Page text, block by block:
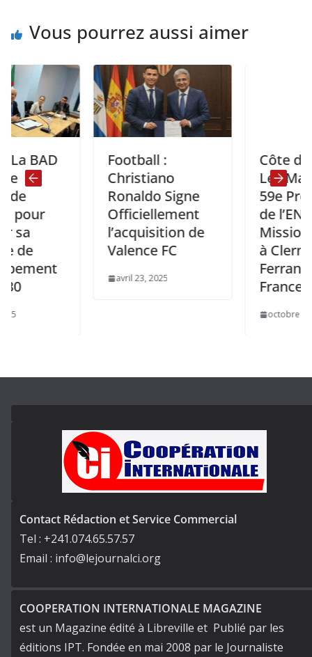
Vous pourrez aussi aimer
Football :
Christiano
Ronaldo Signe
Officiellement
l’acquisition de
Valence FC
avril 23, 2025
Côte d’Ivoire :
Les Majors
59e
de l’ENA en
Mission
à Clermont-
Ferrand en
France
octobre 30, 2025
Contact Rédaction et Service Commercial
Tel : +241.074.65.57.57
Email : info@lejournalci.org
COOPERATION INTERNATIONALE MAGAZINE
est un Magazine édité à Libreville et Publié par les
éditions IPT. Fondée en mai 2008 par le Journaliste